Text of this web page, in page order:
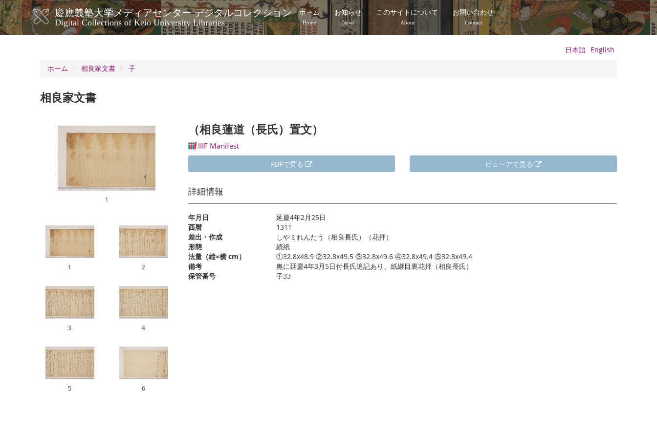
メ
イ
ン
コ
慶應義塾大学メディアセンター デジタルコレクション
Digital Collections of Keio University Libraries
メ
イ
ビ
ー
シ
ホーム
Home
お知らせ
News
このサイトについて
About
お問い合わせ
Contact
日本語 English
ホーム
相良家文書 子
相良家文書
1
1 2
3 4
5 6
（相良蓮道（長氏）置文）
IIIF Manifest
PDFで見る ビューアで見る
詳細情報
年月日
延慶4年2月25日
西暦
1311
差出・作成
しやミれんたう（相良長氏）（花押）
形態
続紙
法量（縦×横 cm）
①32.8x48.9 ②32.8x49.5 ③32.8x49.6 ④32.8x49.4 ⑤32.8x49.4
備考
奥に延慶4年3月5日付長氏追記あり、紙継目裏花押（相良長氏）
保管番号
子33